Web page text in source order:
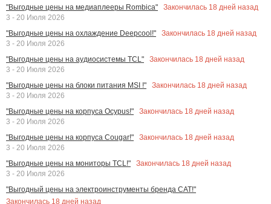
"Выгодные цены на медиаплееры Rombica"
Закончилась 18 дней назад
3 - 20 Июля 2026
"Выгодные цены на охлаждение Deepcool!"
Закончилась 18 дней назад
3 - 20 Июля 2026
"Выгодные цены на аудиосистемы TCL"
Закончилась 18 дней назад
3 - 20 Июля 2026
"Выгодные цены на блоки питания MSI !"
Закончилась 18 дней назад
3 - 20 Июля 2026
"Выгодные цены на корпуса Ocypus!"
Закончилась 18 дней назад
3 - 20 Июля 2026
"Выгодные цены на корпуса Cougar!"
Закончилась 18 дней назад
3 - 20 Июля 2026
"Выгодные цены на мониторы TCL!"
Закончилась 18 дней назад
3 - 20 Июля 2026
"Выгодный цены на электроинструменты бренда CAT!"
Закончилась 18 дней назад